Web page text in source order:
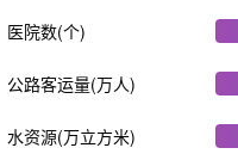
医院数(个)
公路客运量(万人)
水资源(万立方米)